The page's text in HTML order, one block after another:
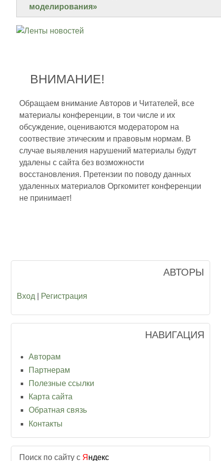
моделирования»
ВНИМАНИЕ!
Обращаем внимание Авторов и Читателей, все
материалы конференции, в тои числе и их
обсуждение, оцениваются модератором на
соотвествие этическим и правовым нормам. В
случае выявления нарушений материалы будут
удалены с сайта без возможности
восстановления. Претензии по поводу данных
удаленных материалов Оргкомитет конференции
не принимает!
АВТОРЫ
Вход Регистрация
НАВИГАЦИЯ
Авторам
Партнерам
Полезные ссылки
Карта сайта
Обратная связь
Контакты
Поиск по сайту с Я ндекс